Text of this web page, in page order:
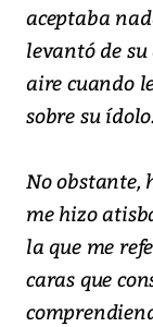
aceptaba
levantó de
aire cuando
sobre su ídolo.
No obstante,
me hizo
la que me
caras que